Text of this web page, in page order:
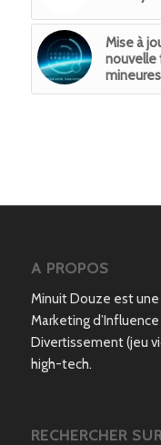
Mise à
nouvelle
mineures
A PROPOS
Minuit Douze est
Marketing
Divertissement (jeu
high-tech.
RECHERCHER